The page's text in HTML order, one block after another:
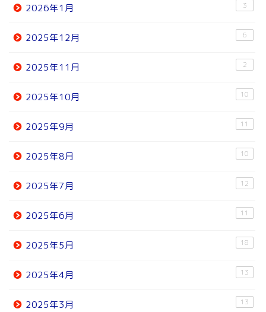
2026年1月 3
2025年12月 6
2025年11月 2
2025年10月 10
2025年9月 11
2025年8月 10
2025年7月 12
2025年6月 11
2025年5月 18
2025年4月 13
2025年3月 13